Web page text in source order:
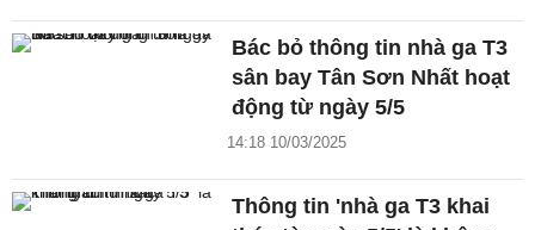
Bác bỏ thông tin nhà ga T3
sân bay Tân Sơn Nhất hoạt
động từ ngày 5/5
14:18 10/03/2025
Thông tin 'nhà ga T3 khai